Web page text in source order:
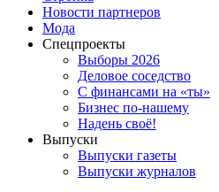
Новости партнеров
Мода
Спецпроекты
Выборы 2026
Деловое соседство
С финансами на «ты»
Бизнес по-нашему
Надень своё!
Выпуски
Выпуски газеты
Выпуски журналов